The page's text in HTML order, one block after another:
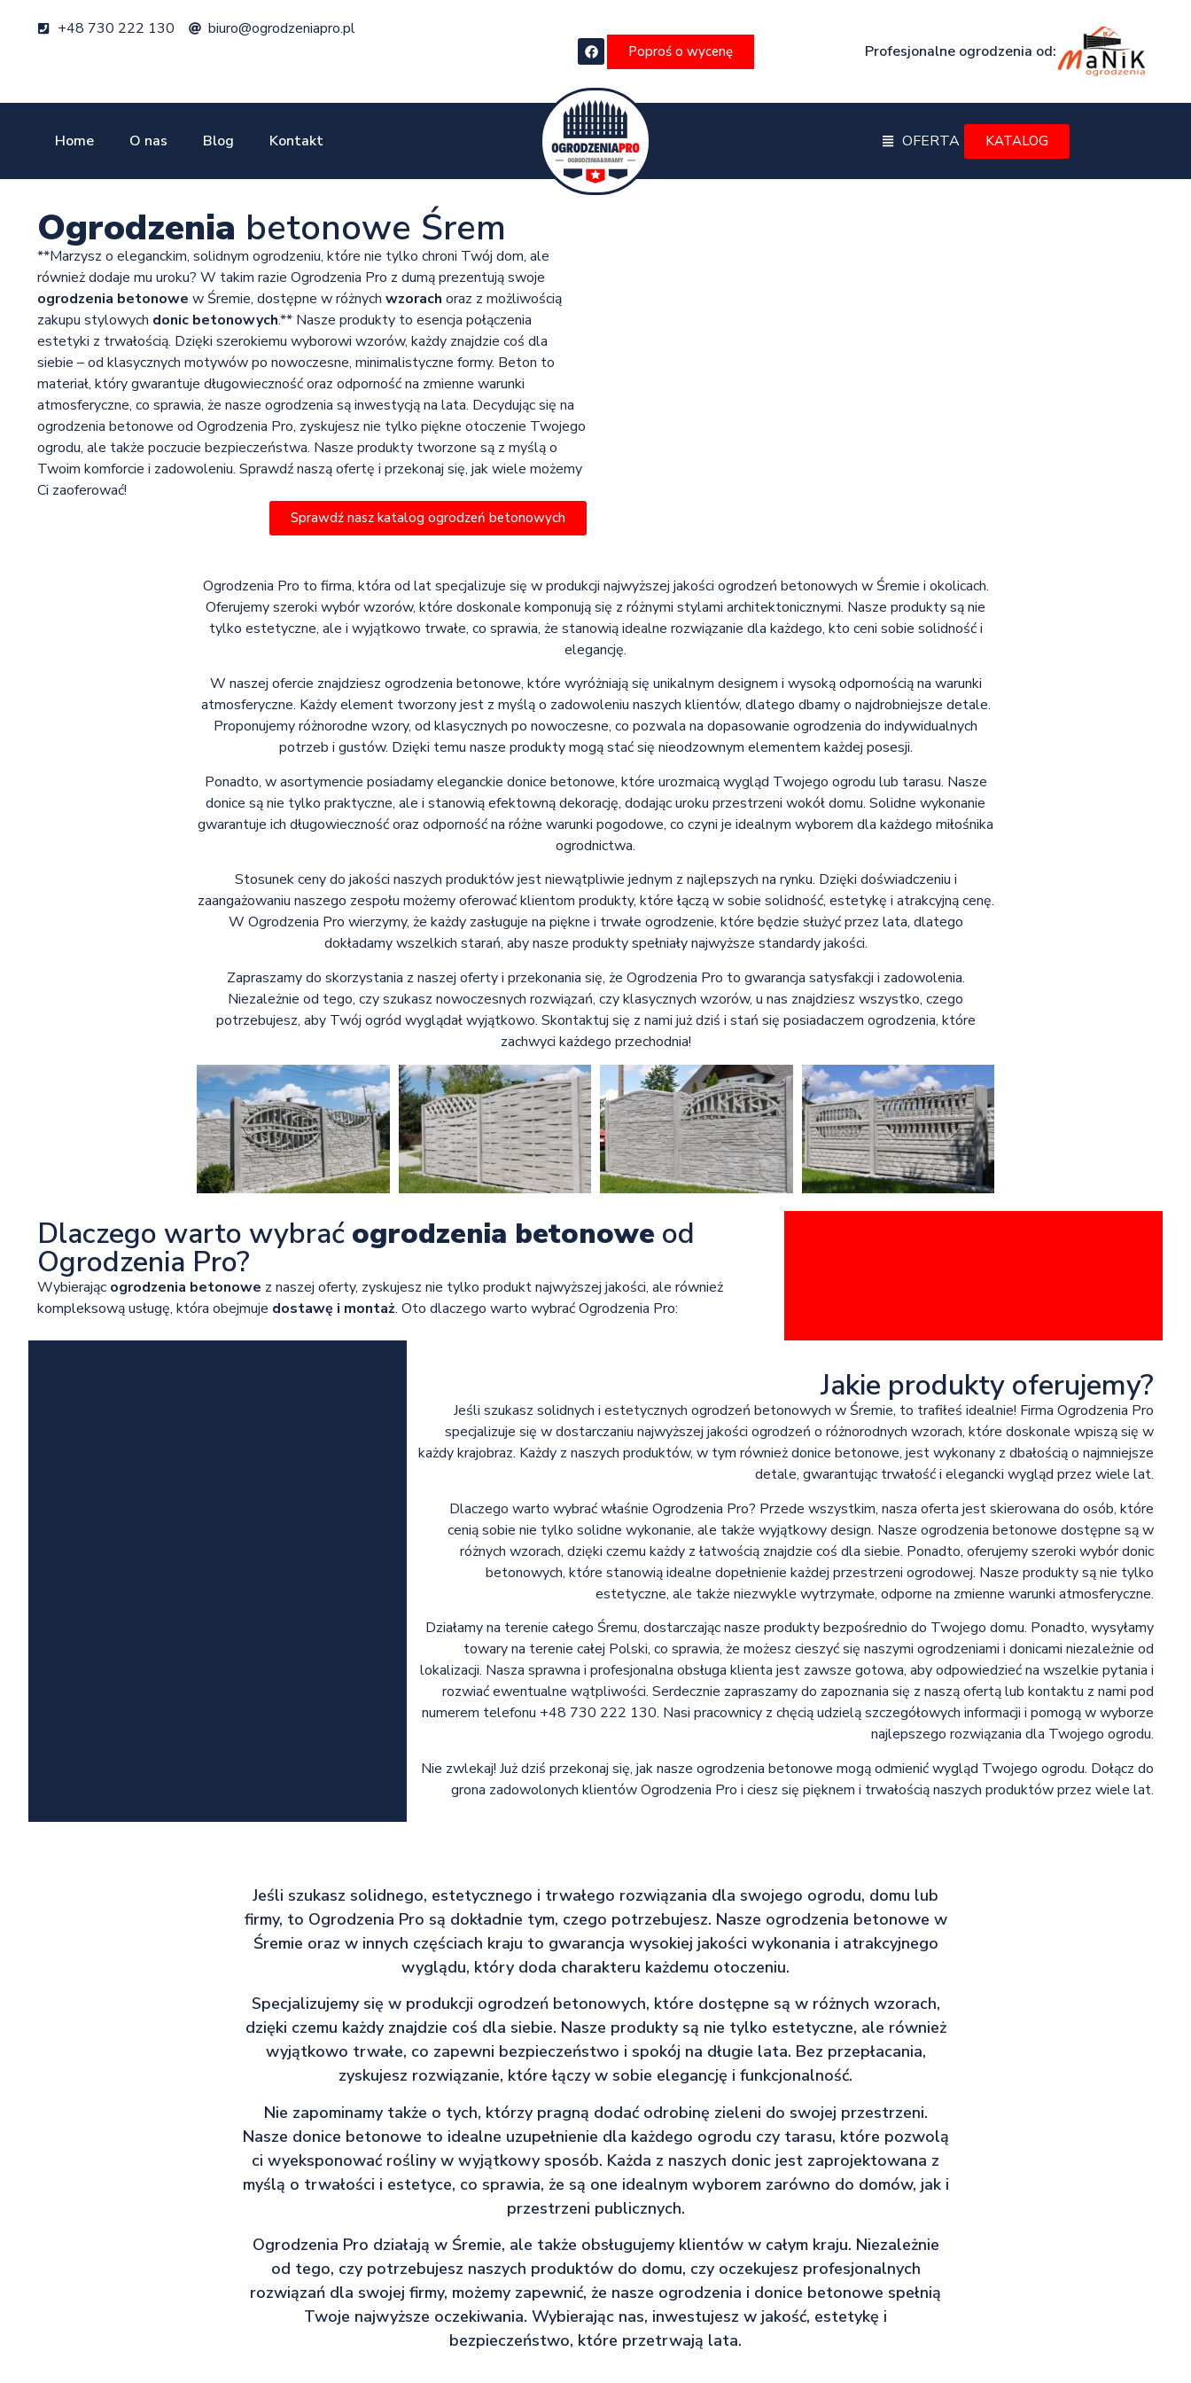
+48 730 222 130 biuro@ogrodzeniapro.pl
Poproś o wycenę Profesjonalne ogrodzenia od:
Home O nas Blog Kontakt OFERTA KATALOG
Ogrodzenia betonowe Śrem
**Marzysz o eleganckim, solidnym ogrodzeniu, które nie tylko chroni Twój dom, ale
również dodaje mu uroku? W takim razie Ogrodzenia Pro z dumą prezentują swoje
ogrodzenia betonowe w Śremie, dostępne w różnych wzorach oraz z możliwością
zakupu stylowych donic betonowych.** Nasze produkty to esencja połączenia
estetyki z trwałością. Dzięki szerokiemu wyborowi wzorów, każdy znajdzie coś dla
siebie – od klasycznych motywów po nowoczesne, minimalistyczne formy. Beton to
materiał, który gwarantuje długowieczność oraz odporność na zmienne warunki
atmosferyczne, co sprawia, że nasze ogrodzenia są inwestycją na lata. Decydując się na
ogrodzenia betonowe od Ogrodzenia Pro, zyskujesz nie tylko piękne otoczenie Twojego
ogrodu, ale także poczucie bezpieczeństwa. Nasze produkty tworzone są z myślą o
Twoim komforcie i zadowoleniu. Sprawdź naszą ofertę i przekonaj się, jak wiele możemy
Ci zaoferować!
Sprawdź nasz katalog ogrodzeń betonowych
Ogrodzenia Pro to firma, która od lat specjalizuje się w produkcji najwyższej jakości ogrodzeń betonowych w Śremie i okolicach.
Oferujemy szeroki wybór wzorów, które doskonale komponują się z różnymi stylami architektonicznymi. Nasze produkty są nie
tylko estetyczne, ale i wyjątkowo trwałe, co sprawia, że stanowią idealne rozwiązanie dla każdego, kto ceni sobie solidność i
elegancję.
W naszej ofercie znajdziesz ogrodzenia betonowe, które wyróżniają się unikalnym designem i wysoką odpornością na warunki
atmosferyczne. Każdy element tworzony jest z myślą o zadowoleniu naszych klientów, dlatego dbamy o najdrobniejsze detale.
Proponujemy różnorodne wzory, od klasycznych po nowoczesne, co pozwala na dopasowanie ogrodzenia do indywidualnych
potrzeb i gustów. Dzięki temu nasze produkty mogą stać się nieodzownym elementem każdej posesji.
Ponadto, w asortymencie posiadamy eleganckie donice betonowe, które urozmaicą wygląd Twojego ogrodu lub tarasu. Nasze
donice są nie tylko praktyczne, ale i stanowią efektowną dekorację, dodając uroku przestrzeni wokół domu. Solidne wykonanie
gwarantuje ich długowieczność oraz odporność na różne warunki pogodowe, co czyni je idealnym wyborem dla każdego miłośnika
ogrodnictwa.
Stosunek ceny do jakości naszych produktów jest niewątpliwie jednym z najlepszych na rynku. Dzięki doświadczeniu i
zaangażowaniu naszego zespołu możemy oferować klientom produkty, które łączą w sobie solidność, estetykę i atrakcyjną cenę.
W Ogrodzenia Pro wierzymy, że każdy zasługuje na piękne i trwałe ogrodzenie, które będzie służyć przez lata, dlatego
dokładamy wszelkich starań, aby nasze produkty spełniały najwyższe standardy jakości.
Zapraszamy do skorzystania z naszej oferty i przekonania się, że Ogrodzenia Pro to gwarancja satysfakcji i zadowolenia.
Niezależnie od tego, czy szukasz nowoczesnych rozwiązań, czy klasycznych wzorów, u nas znajdziesz wszystko, czego
potrzebujesz, aby Twój ogród wyglądał wyjątkowo. Skontaktuj się z nami już dziś i stań się posiadaczem ogrodzenia, które
zachwyci każdego przechodnia!
Dlaczego warto wybrać ogrodzenia betonowe od
Ogrodzenia Pro?
Wybierając ogrodzenia betonowe z naszej oferty, zyskujesz nie tylko produkt najwyższej jakości, ale również
kompleksową usługę, która obejmuje dostawę i montaż. Oto dlaczego warto wybrać Ogrodzenia Pro:
Jakie produkty oferujemy?
Jeśli szukasz solidnych i estetycznych ogrodzeń betonowych w Śremie, to trafiłeś idealnie! Firma Ogrodzenia Pro
specjalizuje się w dostarczaniu najwyższej jakości ogrodzeń o różnorodnych wzorach, które doskonale wpiszą się w
każdy krajobraz. Każdy z naszych produktów, w tym również donice betonowe, jest wykonany z dbałością o najmniejsze
detale, gwarantując trwałość i elegancki wygląd przez wiele lat.
Dlaczego warto wybrać właśnie Ogrodzenia Pro? Przede wszystkim, nasza oferta jest skierowana do osób, które
cenią sobie nie tylko solidne wykonanie, ale także wyjątkowy design. Nasze ogrodzenia betonowe dostępne są w
różnych wzorach, dzięki czemu każdy z łatwością znajdzie coś dla siebie. Ponadto, oferujemy szeroki wybór donic
betonowych, które stanowią idealne dopełnienie każdej przestrzeni ogrodowej. Nasze produkty są nie tylko
estetyczne, ale także niezwykle wytrzymałe, odporne na zmienne warunki atmosferyczne.
Działamy na terenie całego Śremu, dostarczając nasze produkty bezpośrednio do Twojego domu. Ponadto, wysyłamy
towary na terenie całej Polski, co sprawia, że możesz cieszyć się naszymi ogrodzeniami i donicami niezależnie od
lokalizacji. Nasza sprawna i profesjonalna obsługa klienta jest zawsze gotowa, aby odpowiedzieć na wszelkie pytania i
rozwiać ewentualne wątpliwości. Serdecznie zapraszamy do zapoznania się z naszą ofertą lub kontaktu z nami pod
numerem telefonu +48 730 222 130. Nasi pracownicy z chęcią udzielą szczegółowych informacji i pomogą w wyborze
najlepszego rozwiązania dla Twojego ogrodu.
Nie zwlekaj! Już dziś przekonaj się, jak nasze ogrodzenia betonowe mogą odmienić wygląd Twojego ogrodu. Dołącz do
grona zadowolonych klientów Ogrodzenia Pro i ciesz się pięknem i trwałością naszych produktów przez wiele lat.
Jeśli szukasz solidnego, estetycznego i trwałego rozwiązania dla swojego ogrodu, domu lub
firmy, to Ogrodzenia Pro są dokładnie tym, czego potrzebujesz. Nasze ogrodzenia betonowe w
Śremie oraz w innych częściach kraju to gwarancja wysokiej jakości wykonania i atrakcyjnego
wyglądu, który doda charakteru każdemu otoczeniu.
Specjalizujemy się w produkcji ogrodzeń betonowych, które dostępne są w różnych wzorach,
dzięki czemu każdy znajdzie coś dla siebie. Nasze produkty są nie tylko estetyczne, ale również
wyjątkowo trwałe, co zapewni bezpieczeństwo i spokój na długie lata. Bez przepłacania,
zyskujesz rozwiązanie, które łączy w sobie elegancję i funkcjonalność.
Nie zapominamy także o tych, którzy pragną dodać odrobinę zieleni do swojej przestrzeni.
Nasze donice betonowe to idealne uzupełnienie dla każdego ogrodu czy tarasu, które pozwolą
ci wyeksponować rośliny w wyjątkowy sposób. Każda z naszych donic jest zaprojektowana z
myślą o trwałości i estetyce, co sprawia, że są one idealnym wyborem zarówno do domów, jak i
przestrzeni publicznych.
Ogrodzenia Pro działają w Śremie, ale także obsługujemy klientów w całym kraju. Niezależnie
od tego, czy potrzebujesz naszych produktów do domu, czy oczekujesz profesjonalnych
rozwiązań dla swojej firmy, możemy zapewnić, że nasze ogrodzenia i donice betonowe spełnią
Twoje najwyższe oczekiwania. Wybierając nas, inwestujesz w jakość, estetykę i
bezpieczeństwo, które przetrwają lata.